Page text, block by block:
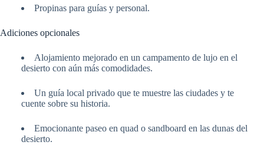
Propinas para guías y personal.
Adiciones opcionales
Alojamiento mejorado en un campamento de lujo en el
desierto con aún más comodidades.
Un guía local privado que te muestre las ciudades y te
cuente sobre su historia.
Emocionante paseo en quad o sandboard en las dunas del
desierto.